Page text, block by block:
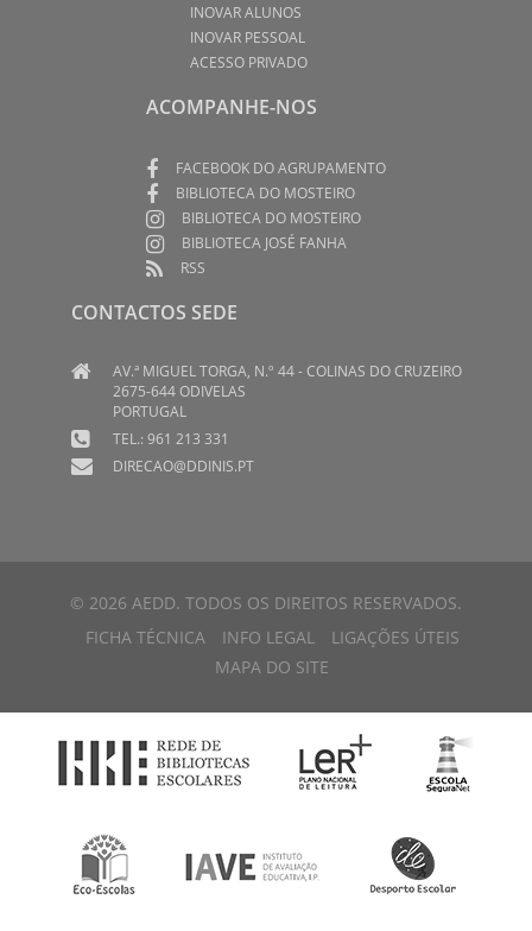
INOVAR ALUNOS
INOVAR PESSOAL
ACESSO PRIVADO
ACOMPANHE-NOS
FACEBOOK DO AGRUPAMENTO
BIBLIOTECA DO MOSTEIRO
BIBLIOTECA DO MOSTEIRO
BIBLIOTECA JOSÉ FANHA
RSS
CONTACTOS SEDE
AV.ª MIGUEL TORGA, N.º 44 - COLINAS DO CRUZEIRO
2675-644 ODIVELAS
PORTUGAL
TEL.: 961 213 331
DIRECAO@DDINIS.PT
© 2026 AEDD. TODOS OS DIREITOS RESERVADOS.
FICHA TÉCNICA
INFO LEGAL
LIGAÇÕES ÚTEIS
MAPA DO SITE